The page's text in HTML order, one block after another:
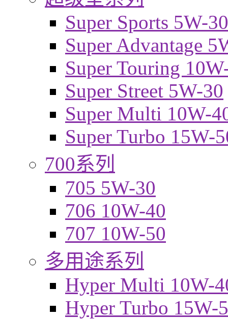
Super Sports 5W-30
Super Advantage
Super Touring
Super Street 5W-30
Super Multi 10W-
Super Turbo 15W-
700系列
705 5W-30
706 10W-40
707 10W-50
多用途系列
Hyper Multi 10W-
Hyper Turbo 15W-